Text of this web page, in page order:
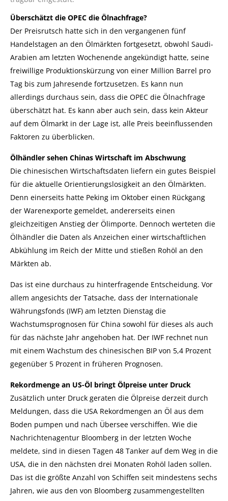
Überschätzt die OPEC die Ölnachfrage?
Der Preisrutsch hatte sich in den vergangenen fünf
Handelstagen an den Ölmärkten fortgesetzt, obwohl Saudi-
Arabien am letzten Wochenende angekündigt hatte, seine
freiwillige Produktionskürzung von einer Million Barrel pro
Tag bis zum Jahresende fortzusetzen. Es kann nun
allerdings durchaus sein, dass die OPEC die Ölnachfrage
überschätzt hat. Es kann aber auch sein, dass kein Akteur
auf dem Ölmarkt in der Lage ist, alle Preis beeinflussenden
Faktoren zu überblicken.
Ölhändler sehen Chinas Wirtschaft im Abschwung
Die chinesischen Wirtschaftsdaten liefern ein gutes Beispiel
für die aktuelle Orientierungslosigkeit an den Ölmärkten.
Denn einerseits hatte Peking im Oktober einen Rückgang
der Warenexporte gemeldet, andererseits einen
gleichzeitigen Anstieg der Ölimporte. Dennoch werteten die
Ölhändler die Daten als Anzeichen einer wirtschaftlichen
Abkühlung im Reich der Mitte und stießen Rohöl an den
Märkten ab.
Das ist eine durchaus zu hinterfragende Entscheidung. Vor
allem angesichts der Tatsache, dass der Internationale
Währungsfonds (IWF) am letzten Dienstag die
Wachstumsprognosen für China sowohl für dieses als auch
für das nächste Jahr angehoben hat. Der IWF rechnet nun
mit einem Wachstum des chinesischen BIP von 5,4 Prozent
gegenüber 5 Prozent in früheren Prognosen.
Rekordmenge an US-Öl bringt Ölpreise unter Druck
Zusätzlich unter Druck geraten die Ölpreise derzeit durch
Meldungen, dass die USA Rekordmengen an Öl aus dem
Boden pumpen und nach Übersee verschiffen. Wie die
Nachrichtenagentur Bloomberg in der letzten Woche
meldete, sind in diesen Tagen 48 Tanker auf dem Weg in die
USA, die in den nächsten drei Monaten Rohöl laden sollen.
Das ist die größte Anzahl von Schiffen seit mindestens sechs
Jahren, wie aus den von Bloomberg zusammengestellten